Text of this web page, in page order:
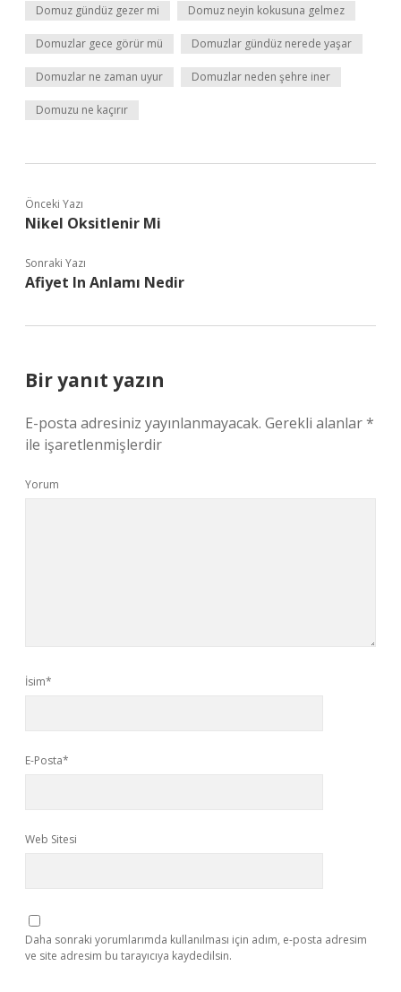
Domuz gündüz gezer mi Domuz neyin kokusuna gelmez
Domuzlar gece görür mü Domuzlar gündüz nerede yaşar
Domuzlar ne zaman uyur Domuzlar neden şehre iner
Domuzu ne kaçırır
Önceki Yazı
Nikel Oksitlenir Mi
Sonraki Yazı
Afiyet In Anlamı Nedir
Bir yanıt yazın
E-posta adresiniz yayınlanmayacak. Gerekli alanlar*
ile işaretlenmişlerdir
Yorum
İsim*
E-Posta*
Web Sitesi
Daha sonraki yorumlarımda kullanılması için adım, e-posta adresim
ve site adresim bu tarayıcıya kaydedilsin.